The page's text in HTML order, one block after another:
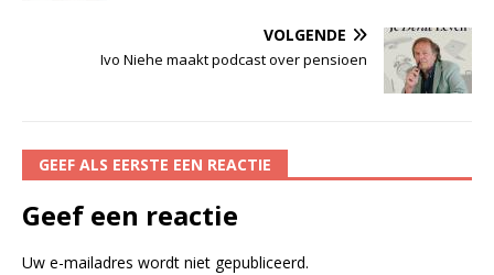
VOLGENDE
Ivo Niehe maakt podcast over pensioen
GEEF ALS EERSTE EEN REACTIE
Geef een reactie
Uw e-mailadres wordt niet gepubliceerd.